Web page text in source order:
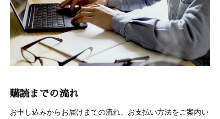
購読までの流れ
お申し込みからお届けまでの流れ、お支払い方法をご案内い